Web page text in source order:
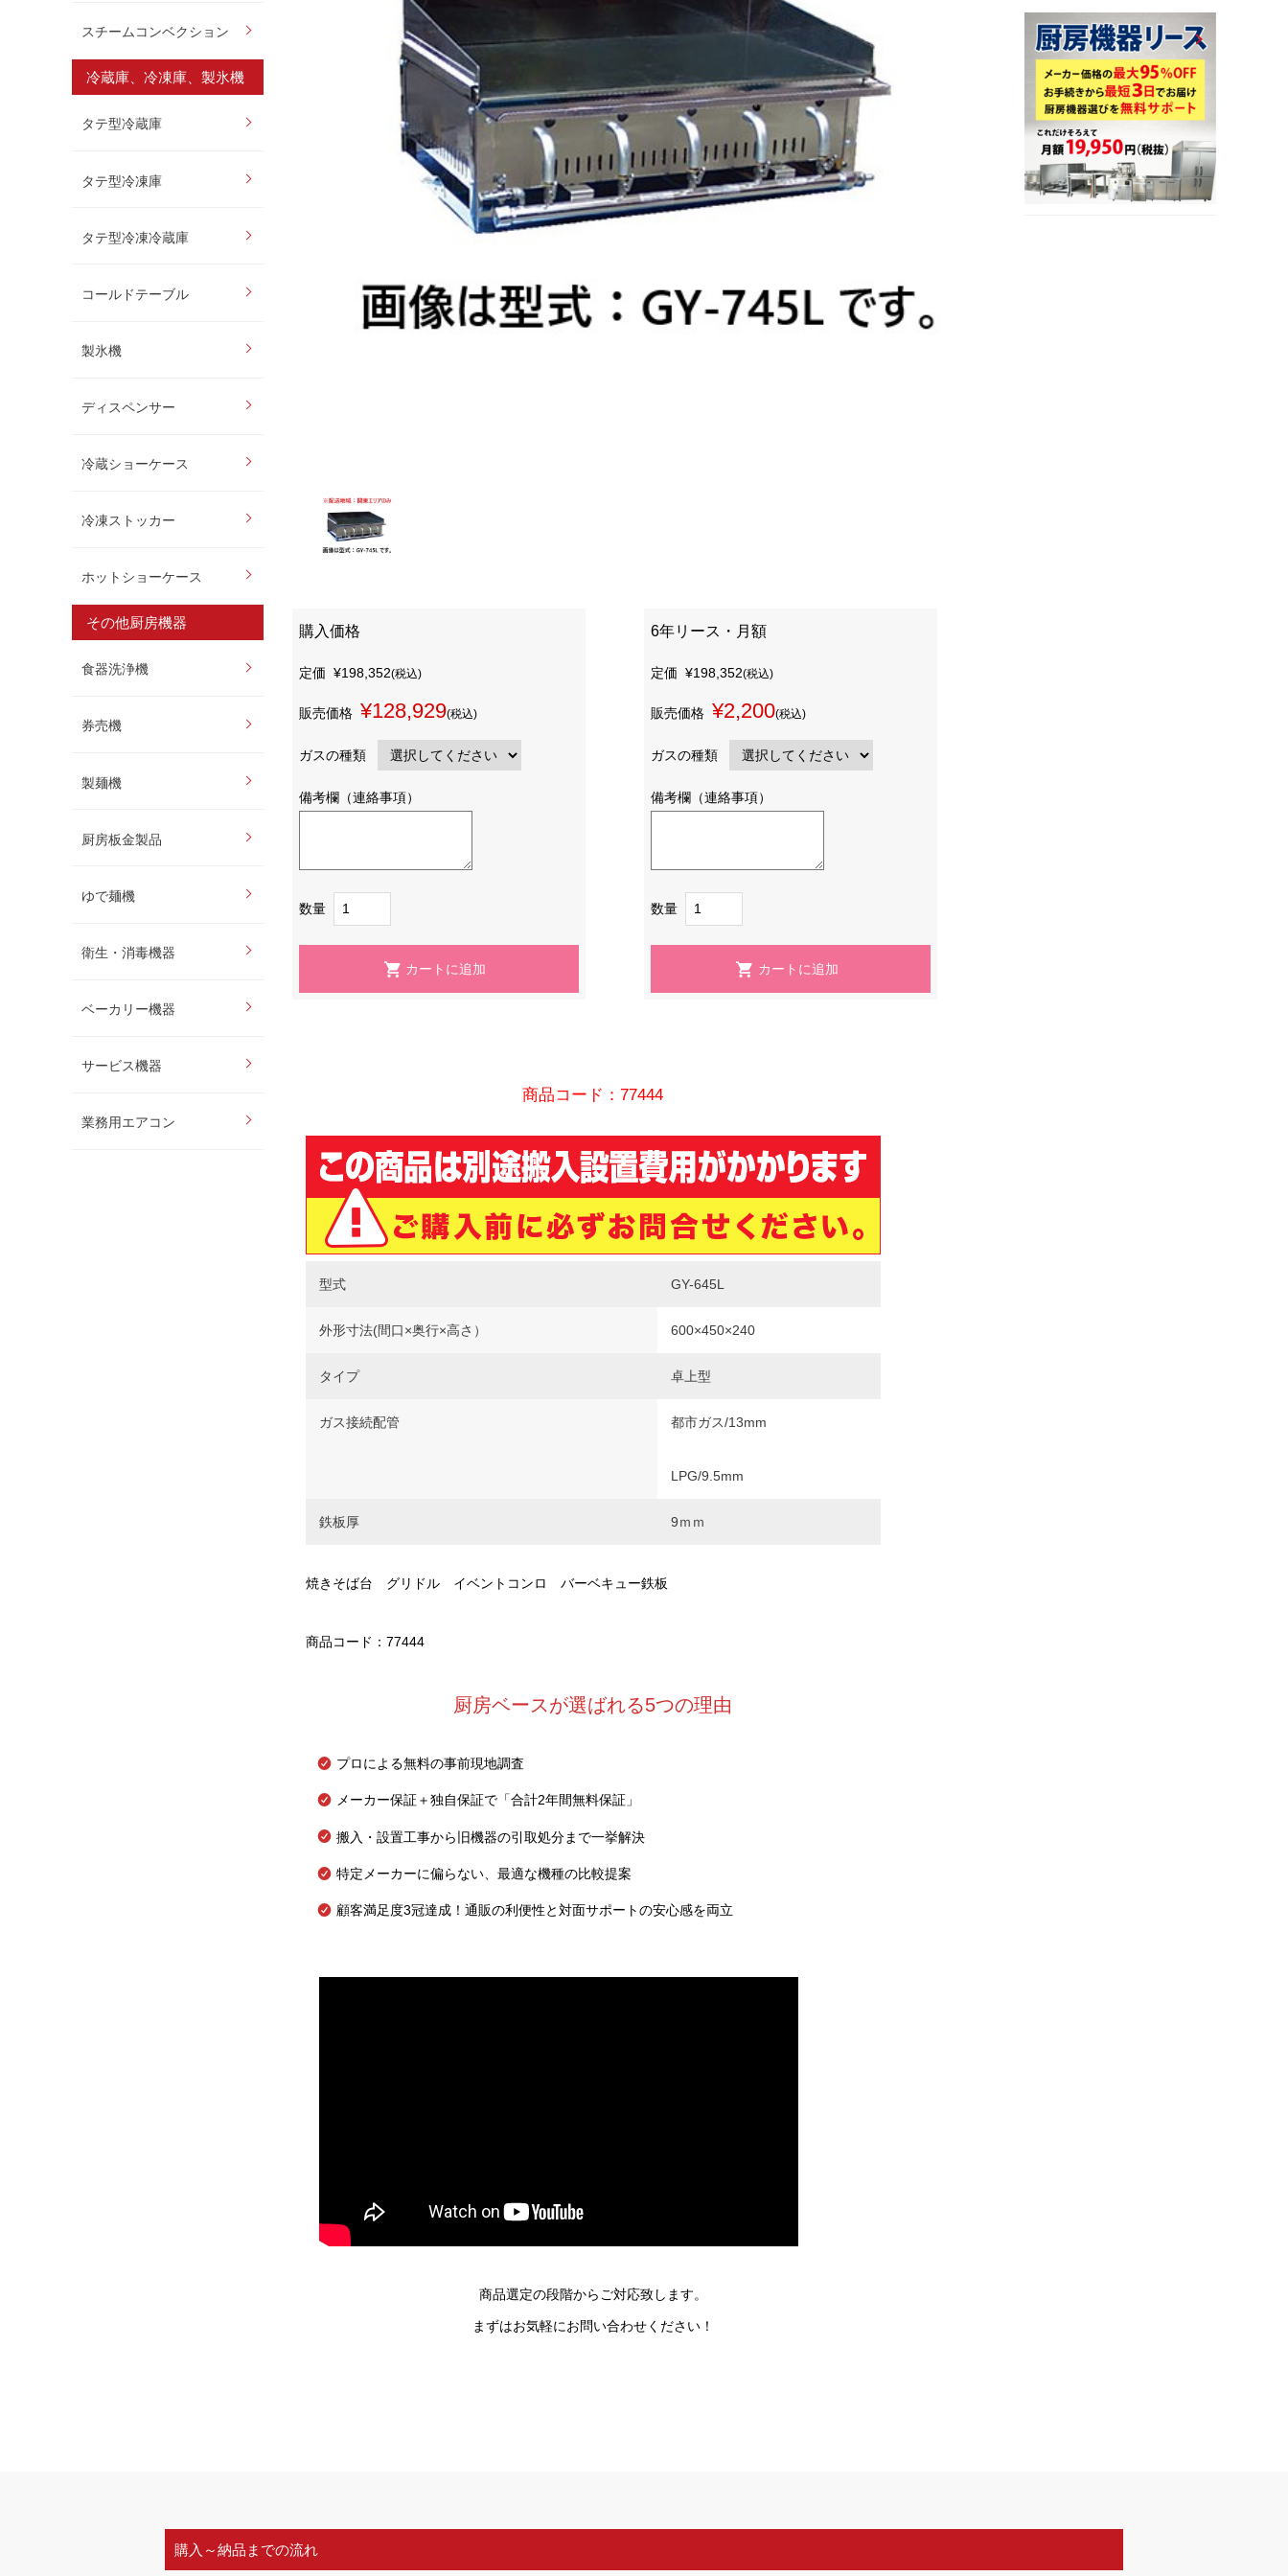
スチームコンベクション
冷蔵庫、冷凍庫、製氷機
タテ型冷蔵庫
タテ型冷凍庫
タテ型冷凍冷蔵庫
コールドテーブル
製氷機
ディスペンサー
冷蔵ショーケース
冷凍ストッカー
ホットショーケース
その他厨房機器
食器洗浄機
券売機
製麺機
厨房板金製品
ゆで麺機
衛生・消毒機器
ベーカリー機器
サービス機器
業務用エアコン
購入価格
定価 ¥198,352(税込)
販売価格 ¥128,929(税込)
ガスの種類
備考欄（連絡事項）
数量
6年リース・月額
定価 ¥198,352(税込)
販売価格 ¥2,200(税込)
ガスの種類
備考欄（連絡事項）
数量
商品コード：77444
型式 GY-645L
外形寸法(間口×奥行×高さ） 600×450×240
タイプ 卓上型
ガス接続配管 都市ガス/13mm
LPG/9.5mm
鉄板厚 9ｍｍ
焼きそば台 グリドル イベントコンロ バーベキュー鉄板
商品コード：77444
厨房ベースが選ばれる5つの理由
プロによる無料の事前現地調査
メーカー保証＋独自保証で「合計2年間無料保証」
搬入・設置工事から旧機器の引取処分まで一挙解決
特定メーカーに偏らない、最適な機種の比較提案
顧客満足度3冠達成！通販の利便性と対面サポートの安心感を両立
商品選定の段階からご対応致します。
まずはお気軽にお問い合わせください！
購入～納品までの流れ